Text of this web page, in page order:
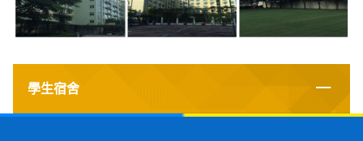
學生宿舍